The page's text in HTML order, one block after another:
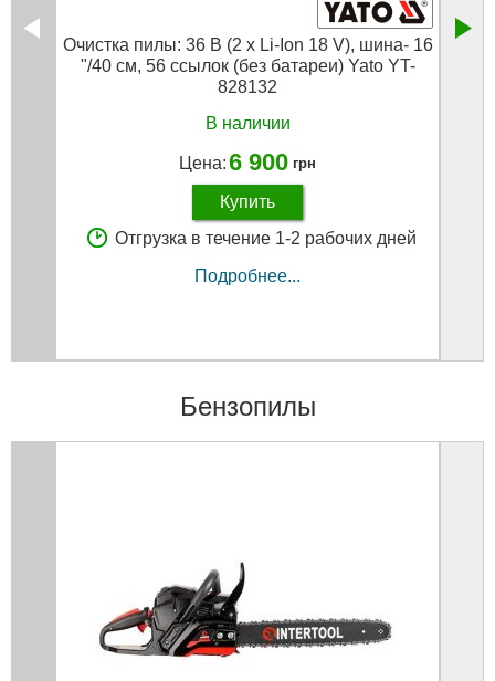
Очистка пилы: 36 В (2 x Li-Ion 18 V), шина- 16
"/40 см, 56 ссылок (без батареи) Yato YT-
828132
В наличии
Цена:6 900 грн
Купить
Отгрузка в течение 1-2 рабочих дней
Подробнее...
Бензопилы